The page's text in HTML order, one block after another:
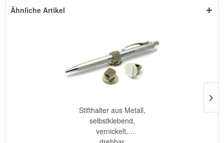
Ähnliche Artikel
Stifthalter aus Metall,
selbstklebend,
vernickelt,